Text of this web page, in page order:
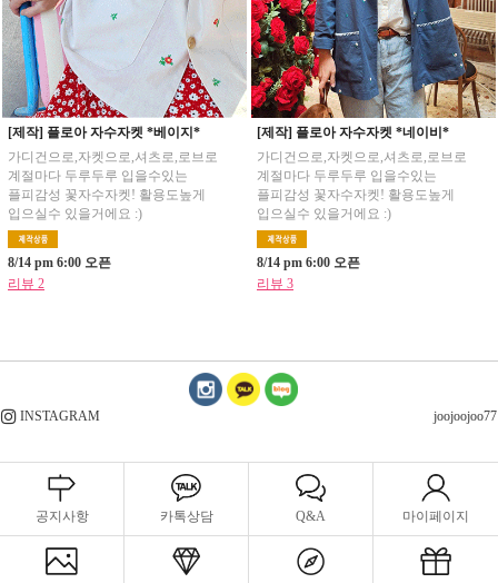
[제작] 플로아 자수자켓 *베이지*
가디건으로,자켓으로,셔츠로,로브로
계절마다 두루두루 입을수있는
플피감성 꽃자수자켓! 활용도높게
입으실수 있을거에요 :)
8/14 pm 6:00 오픈
리뷰 2
[제작] 플로아 자수자켓 *네이비*
가디건으로,자켓으로,셔츠로,로브로
계절마다 두루두루 입을수있는
플피감성 꽃자수자켓! 활용도높게
입으실수 있을거에요 :)
8/14 pm 6:00 오픈
리뷰 3
INSTAGRAM joojoojoo77
공지사항 카톡상담 Q&A 마이페이지